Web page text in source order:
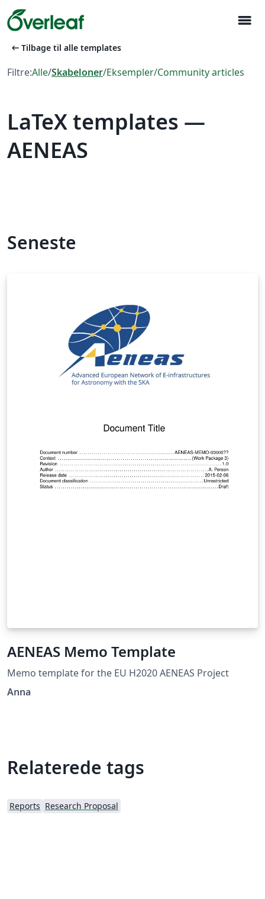
menu
arrow_left_alt Tilbage til alle templates
Filtre:Alle/Skabeloner/Eksempler/Community articles
LaTeX templates —
AENEAS
Seneste
AENEAS Memo Template
Memo template for the EU H2020 AENEAS Project
Anna
Relaterede tags
Reports Research Proposal